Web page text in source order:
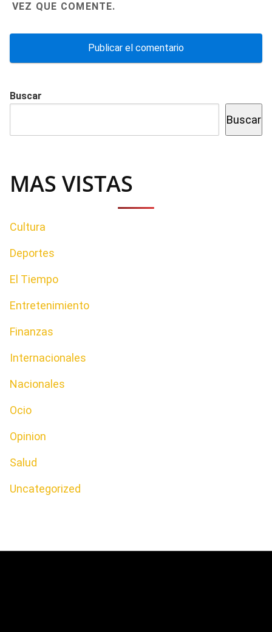
VEZ QUE COMENTE.
Buscar
Buscar
MAS VISTAS
Cultura
Deportes
El Tiempo
Entretenimiento
Finanzas
Internacionales
Nacionales
Ocio
Opinion
Salud
Uncategorized